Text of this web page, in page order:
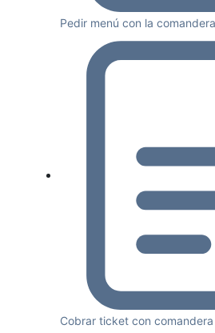
Pedir menú con la comandera
Cobrar ticket con comandera